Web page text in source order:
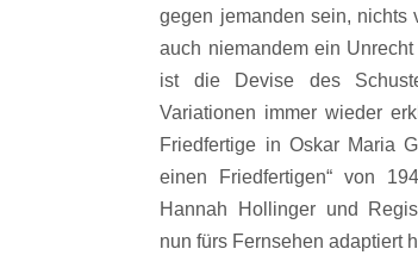
gegen jemanden sein, nichts
auch niemandem ein
ist die Devise des
Variationen immer wieder
Friedfertige in Oskar Maria
einen Friedfertigen“ von
Hannah Hollinger und
nun fürs Fernsehen adaptiert